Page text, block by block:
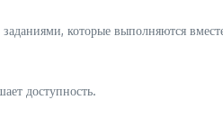
которые выполняются
доступность.